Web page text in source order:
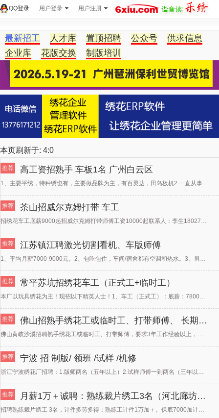
用户登录 用户注册
QQ登录
最新招工 人才库 置顶招聘 公众号
供求信息
企业库
花版交换 制版培训
本页刷新于: 4:0
推荐 高工资招熟手 车板1名 广州白云区
1、主要平绣，特种绣也有，主要做品牌为主，有百灵达，田岛板机2.一直从事车板3年以上3.有意者请打1
推荐 茶山招威尔克姆打带 车工
招绣花车工底薪9000起招威尔克姆打带师傅工资10000起联系人：李生18027527269
推荐 江苏镇江聘激光切割看机、车版师傅
1、平均月薪7000-9000元。2、包吃包住，车间/宿舍都有空调和热水。3、男女不限，30-55周
推荐 常平苏坑招绣花车工（正式工+临时工）
本厂以玩具绣花为主！现招以下精英人士！1、车工（正式工）：底薪：7800+计件！夜班补助40元/晚，
推荐 佛山招熟手绣花工或临时工、打带师傅、 长期有货做
佛山黄岐沙溪招聘熟手绣花工或临时工、打带师傅，要求3年工作经验以上，会毛巾绣，月休两天，做服装，包吃
推荐 宁波 招 制版/ 领班 /试样 /机修
浙江宁波绣花厂招聘：1.版师两名（五年以上）2.试样师傅一到两名（三年以上）3.领班师傅两名（三年以
推荐 月薪1万＋诚聘：熟练裁片绣工3名（河北廊坊墨禧刺绣）
招聘熟练裁片绣工 3名，计件多劳多得：熟练工计件1万加＋。保底7000加计件墨禧刺绣招聘啦！你热爱传